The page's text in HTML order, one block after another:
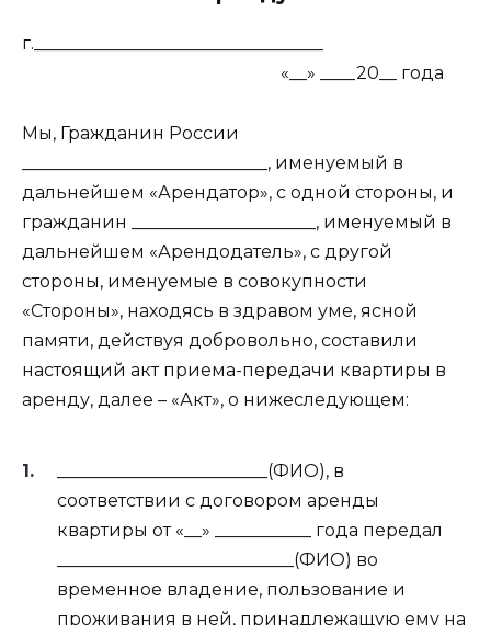
г._________________________________
«__» ____20__ года
Мы, Гражданин России
____________________________, именуемый в
дальнейшем «Арендатор», с одной стороны, и
гражданин _____________________, именуемый в
дальнейшем «Арендодатель», с другой
стороны, именуемые в совокупности
«Стороны», находясь в здравом уме, ясной
памяти, действуя добровольно, составили
настоящий акт приема-передачи квартиры в
аренду, далее – «Акт», о нижеследующем:
________________________(ФИО), в
соответствии с договором аренды
квартиры от «__» ___________ года передал
___________________________(ФИО) во
временное владение, пользование и
проживания в ней, принадлежащую ему на